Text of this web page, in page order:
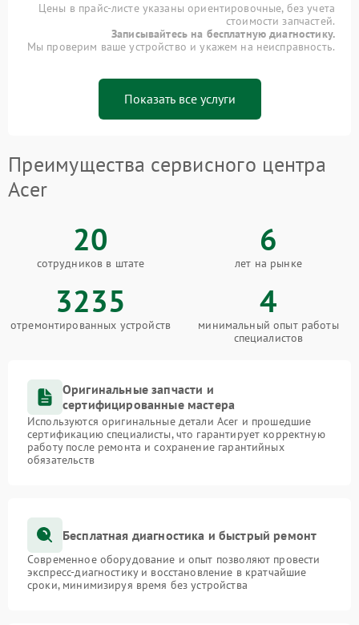
Цены в прайс-листе указаны ориентировочные, без учета
стоимости запчастей.
Записывайтесь на бесплатную диагностику.
Мы проверим ваше устройство и укажем на неисправность.
Показать все услуги
Преимущества сервисного центра
Acer
20
сотрудников в штате
6
лет на рынке
3235
отремонтированных устройств
4
минимальный опыт работы
специалистов
Оригинальные запчасти и
сертифицированные мастера
Используются оригинальные детали Acer и прошедшие
сертификацию специалисты, что гарантирует корректную
работу после ремонта и сохранение гарантийных
обязательств
Бесплатная диагностика и быстрый ремонт
Современное оборудование и опыт позволяют провести
экспресс-диагностику и восстановление в кратчайшие
сроки, минимизируя время без устройства